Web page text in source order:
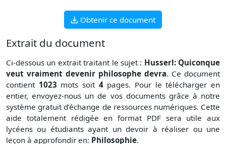
Obtenir ce document
Extrait du document
Ci-dessous un extrait traitant le sujet : Husserl: Quiconque
veut vraiment devenir philosophe devra. Ce document
contient 1023 mots soit 4pages. Pour le télécharger en
entier, envoyez-nous un de vos documents grâce à notre
système gratuitd’échange de ressources numériques. Cette
aide totalement rédigée en format PDF sera utile aux
lycéens ou étudiants ayant un devoir à réaliser ou une
leçon à approfondir en: Philosophie.